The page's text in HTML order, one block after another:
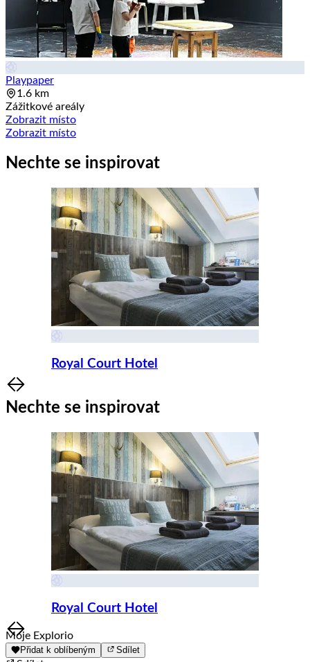
Playpaper
1.6 km
Zážitkové areály
Zobrazit místo
Zobrazit místo
Nechte se inspirovat
Royal Court Hotel
Item
1
of
Nechte se inspirovat
Royal Court Hotel
Item
1
Moje Explorio
Přidat k oblíbeným Sdílet